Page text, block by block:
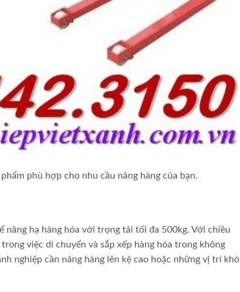
phù hợp cho nhu cầu nâng hàng của bạn.
hạ hàng hóa với trọng tải tối đa 500kg. Với chiều
việc di chuyển và sắp xếp hàng hóa trong không
nghiệp cần nâng hàng lên kệ cao hoặc những vị trí khó